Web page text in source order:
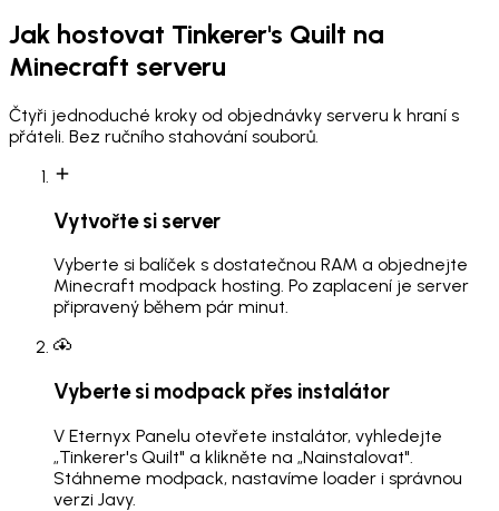
Jak hostovat Tinkerer's Quilt na
Minecraft serveru
Čtyři jednoduché kroky od objednávky serveru k hraní s
přáteli. Bez ručního stahování souborů.
Vytvořte si server
Vyberte si balíček s dostatečnou RAM a objednejte
Minecraft modpack hosting. Po zaplacení je server
připravený během pár minut.
Vyberte si modpack přes instalátor
V Eternyx Panelu otevřete instalátor, vyhledejte
„Tinkerer's Quilt" a klikněte na „Nainstalovat".
Stáhneme modpack, nastavíme loader i správnou
verzi Javy.